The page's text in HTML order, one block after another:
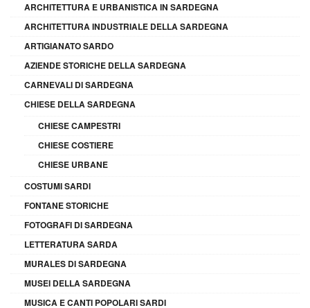
ARCHITETTURA E URBANISTICA IN SARDEGNA
ARCHITETTURA INDUSTRIALE DELLA SARDEGNA
ARTIGIANATO SARDO
AZIENDE STORICHE DELLA SARDEGNA
CARNEVALI DI SARDEGNA
CHIESE DELLA SARDEGNA
CHIESE CAMPESTRI
CHIESE COSTIERE
CHIESE URBANE
COSTUMI SARDI
FONTANE STORICHE
FOTOGRAFI DI SARDEGNA
LETTERATURA SARDA
MURALES DI SARDEGNA
MUSEI DELLA SARDEGNA
MUSICA E CANTI POPOLARI SARDI